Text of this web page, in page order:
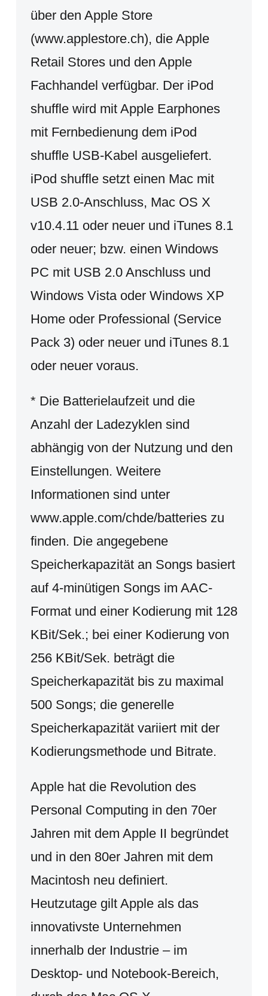
über den Apple Store
(www.applestore.ch), die Apple
Retail Stores und den Apple
Fachhandel verfügbar. Der iPod
shuffle wird mit Apple Earphones
mit Fernbedienung dem iPod
shuffle USB-Kabel ausgeliefert.
iPod shuffle setzt einen Mac mit
USB 2.0-Anschluss, Mac OS X
v10.4.11 oder neuer und iTunes 8.1
oder neuer; bzw. einen Windows
PC mit USB 2.0 Anschluss und
Windows Vista oder Windows XP
Home oder Professional (Service
Pack 3) oder neuer und iTunes 8.1
oder neuer voraus.
* Die Batterielaufzeit und die
Anzahl der Ladezyklen sind
abhängig von der Nutzung und den
Einstellungen. Weitere
Informationen sind unter
www.apple.com/chde/batteries zu
finden. Die angegebene
Speicherkapazität an Songs basiert
auf 4-minütigen Songs im AAC-
Format und einer Kodierung mit 128
KBit/Sek.; bei einer Kodierung von
256 KBit/Sek. beträgt die
Speicherkapazität bis zu maximal
500 Songs; die generelle
Speicherkapazität variiert mit der
Kodierungsmethode und Bitrate.
Apple hat die Revolution des
Personal Computing in den 70er
Jahren mit dem Apple II begründet
und in den 80er Jahren mit dem
Macintosh neu definiert.
Heutzutage gilt Apple als das
innovativste Unternehmen
innerhalb der Industrie – im
Desktop- und Notebook-Bereich,